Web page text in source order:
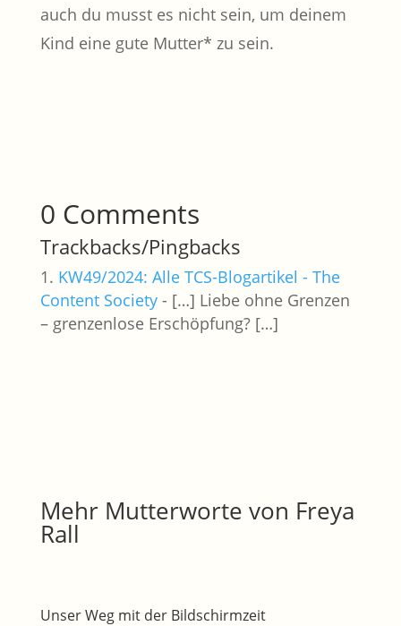
auch du musst es nicht sein, um deinem
Kind eine gute Mutter* zu sein.
0 Comments
Trackbacks/Pingbacks
KW49/2024: Alle TCS-Blogartikel - The
Content Society- […] Liebe ohne Grenzen
– grenzenlose Erschöpfung? […]
Mehr Mutterworte von Freya
Rall
Unser Weg mit der Bildschirmzeit